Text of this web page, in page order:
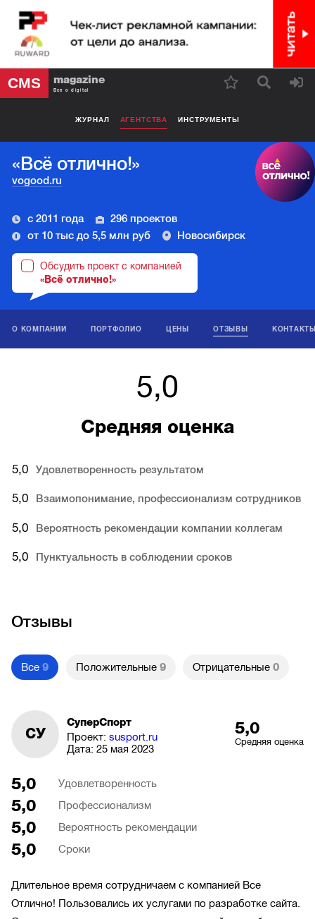
CMS magazine
Все о digital
ЖУРНАЛ АГЕНТСТВА ИНСТРУМЕНТЫ
«Всё отлично!»
vogood.ru
с 2011 года
296 проектов
от 10 тыс до 5,5 млн руб
Новосибирск
Обсудить проект с компанией
«Всё отлично!»
О КОМПАНИИ ПОРТФОЛИО ЦЕНЫ ОТЗЫВЫ
5,0
Средняя оценка
5,0 Удовлетворенность результатом
5,0 Взаимопонимание, профессионализм сотрудников
5,0 Вероятность рекомендации компании коллегам
5,0 Пунктуальность в соблюдении сроков
Отзывы
Все 9 Положительные 9 Отрицательные 0
СУ
СуперСпорт
Проект: susport.ru
Дата: 25 мая 2023
5,0
Средняя оценка
5,0 Удовлетворенность
5,0 Профессионализм
5,0 Вероятность рекомендации
5,0 Сроки
Длительное время сотрудничаем с компанией Все
Отлично! Пользовались их услугами по разработке сайта.